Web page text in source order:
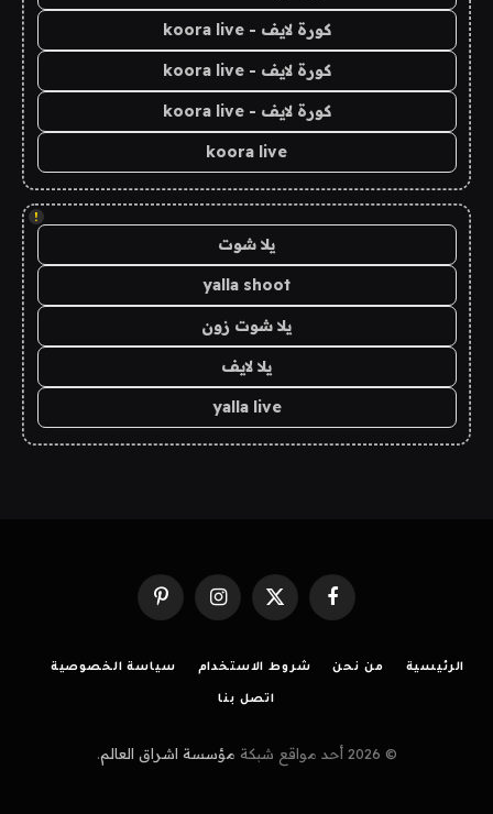
كورة لايف - koora live
كورة لايف - koora live
كورة لايف - koora live
koora live
!
يلا شوت
yalla shoot
يلا شوت زون
يلا لايف
yalla live
فيسبوك X
(Twitter)
الانستغرامبينتيريست
الرئيسية من نحن شروط الاستخدام سياسة الخصوصية
اتصل بنا
© 2026 أحد مواقع شبكة مؤسسة اشراق العالم.